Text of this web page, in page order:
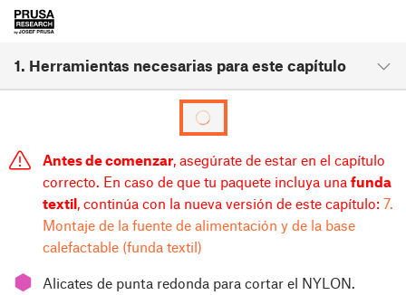
1. Herramientas necesarias para este capítulo
Antes de comenzar, asegúrate de estar en el capítulo
correcto. En caso de que tu paquete incluya una funda
textil, continúa con la nueva versión de este capítulo: 7.
Montaje de la fuente de alimentación y de la base
calefactable (funda textil)
⬢ Alicates de punta redonda para cortar el NYLON.